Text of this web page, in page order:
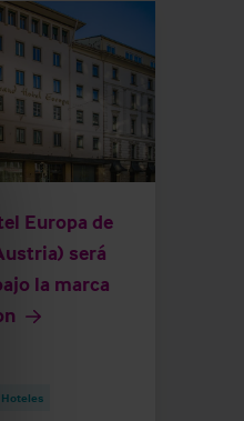
Europa de
será
la marca
Hoteles